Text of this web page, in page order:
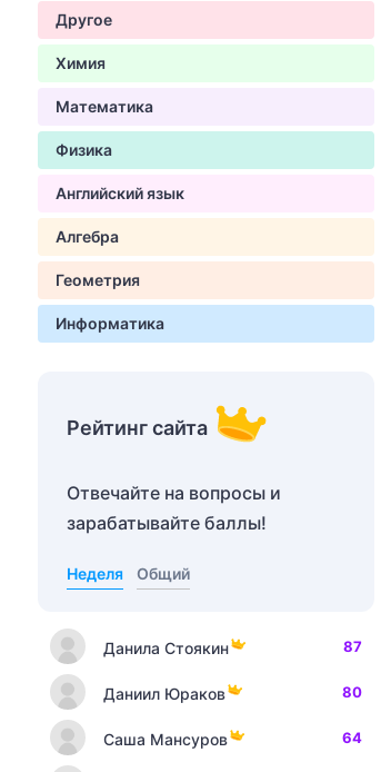
Другое
Химия
Математика
Физика
Английский язык
Алгебра
Геометрия
Информатика
Рейтинг сайта
Отвечайте на вопросы и
зарабатывайте баллы!
Неделя Общий
Данила Стоякин 87
Даниил Юраков 80
Саша Мансуров 64